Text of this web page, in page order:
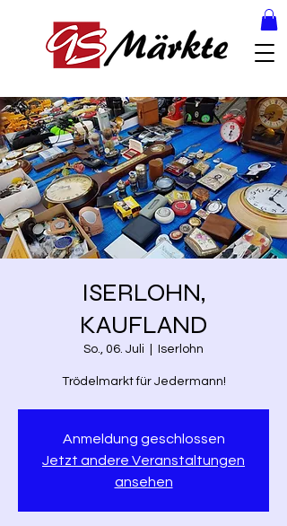
ISERLOHN,
KAUFLAND
So., 06. Juli Iserlohn
Trödelmarkt für Jedermann!
Anmeldung geschlossen
Jetzt andere Veranstaltungen
ansehen